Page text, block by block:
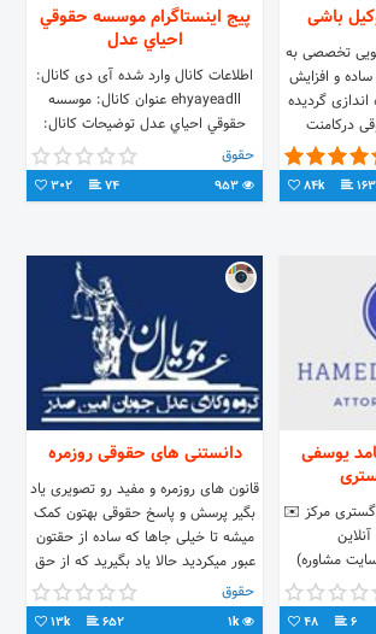
باشی
تخصصی به
و افزایش
گردیده
درکامنت
163
84k
پیج اینستاگرام موسسه حقوقي
احياي عدل
اطلاعات کانال وارد شده آی دی کانال:
ehyayeadll عنوان کانال: موسسه
حقوقي احياي عدل توضیحات کانال:
مؤسسه حقوقی احياي عدل تخصص در
امور جلب و وصول مطالبات وكالت و
طرح دعوی در امور کیفری،حقوقی،ثبتي
حقوق
74
302
یوسفی
مرکز ✉️
مشاوره)
پیج ارائه
6
48
دانستنی های حقوقی روزمره
قانون های روزمره و مفید رو تصویری یاد
بگیر پرسش و پاسخ حقوقی بهتون کمک
میشه تا خیلی جاها که ساده از حقتون
عبور میکردید حالا یاد بگیرید که از حق
و حقوق خودتون بیشتر بدونید
اینستاگرام ما : adljooyan
حقوق
1k
652
13k